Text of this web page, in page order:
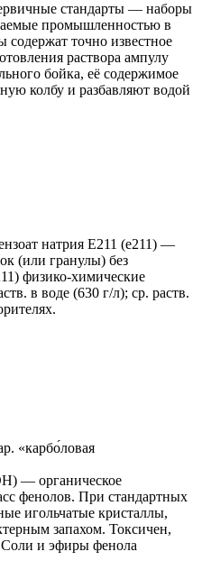
стандарты — наборы
промышленностью в
точно известное
раствора ампулу
бойка, её содержимое
колбу и разбавляют водой
натрия Е211 (e211) —
(или гранулы) без
физико-химические
в воде (630 г/л); ср. раств.
«карбо́ловая
— органическое
фенолов. При стандартных
игольчатые кристаллы,
запахом. Токсичен,
Соли и эфиры фенола